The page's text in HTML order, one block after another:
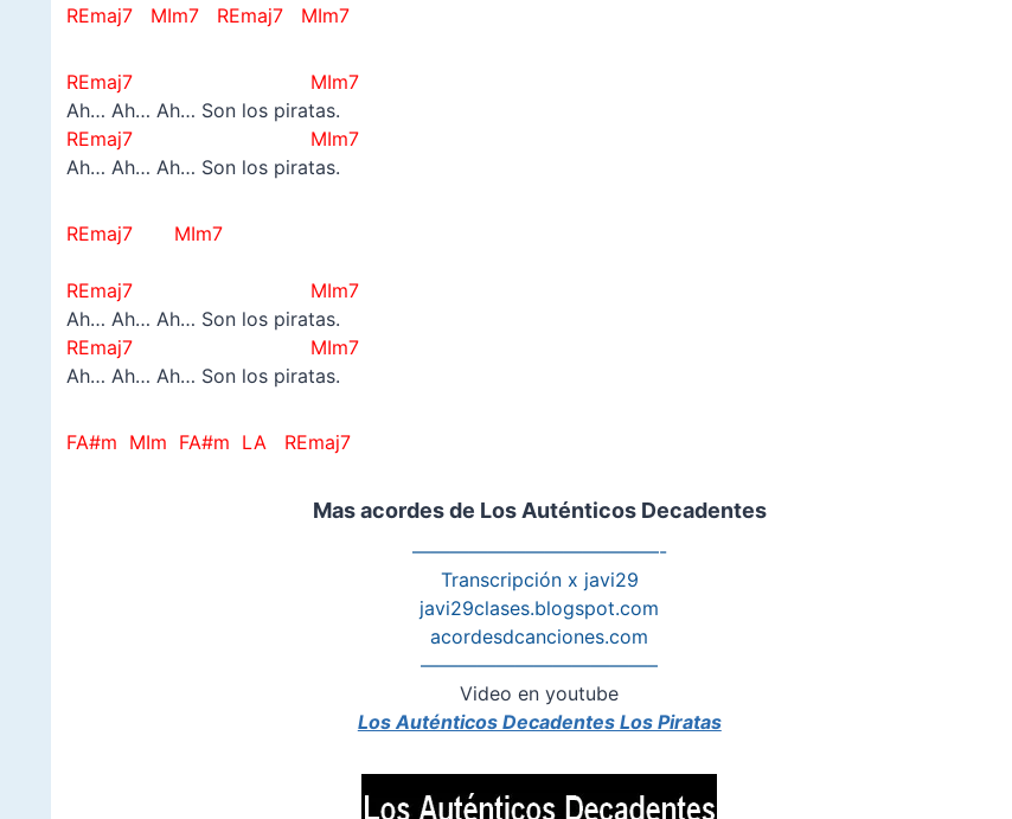
REmaj7 MIm7 REmaj7 MIm7
REmaj7 MIm7
Ah… Ah… Ah… Son los piratas.
REmaj7 MIm7
Ah… Ah… Ah… Son los piratas.
REmaj7 MIm7
REmaj7 MIm7
Ah… Ah… Ah… Son los piratas.
REmaj7 MIm7
Ah… Ah… Ah… Son los piratas.
FA#m MIm FA#m LA REmaj7
Mas acordes de Los Auténticos Decadentes
—————————————-
Transcripción x javi29
javi29clases.blogspot.com
acordesdcanciones.com
————————————–
Video en youtube
Los Auténticos Decadentes Los Piratas